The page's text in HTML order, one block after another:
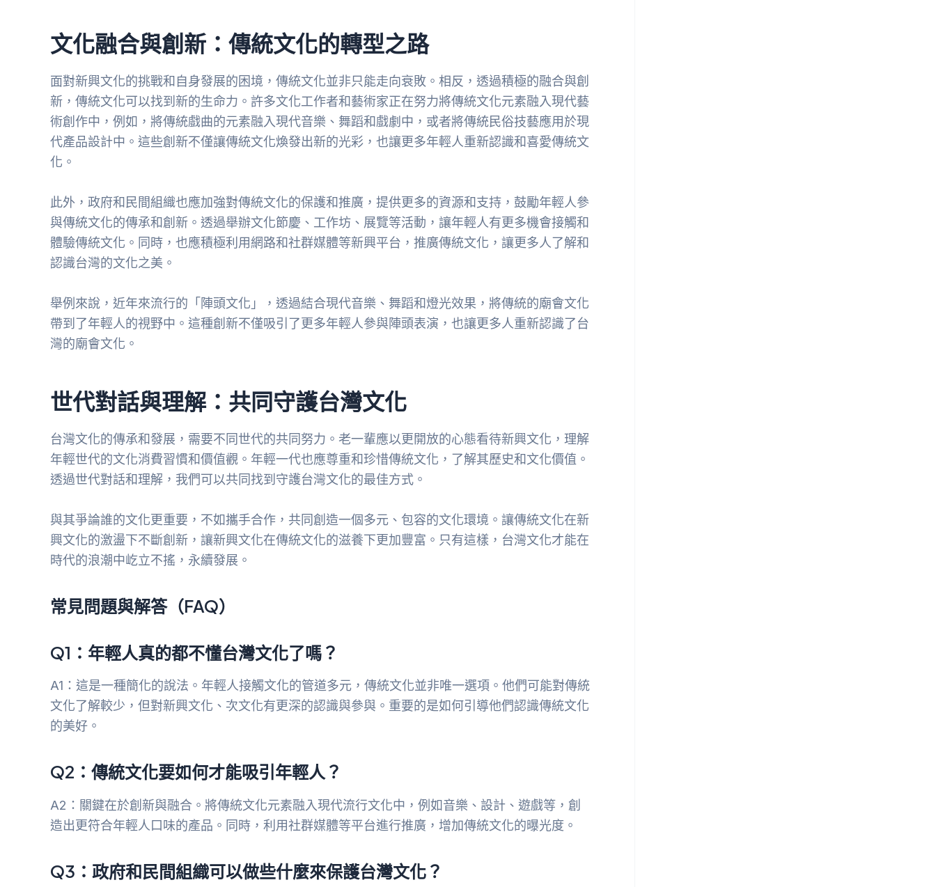
文化融合與創新：傳統文化的轉型之路
面對新興文化的挑戰和自身發展的困境，傳統文化並非只能走向衰敗。相反，透過積極的融合與創
新，傳統文化可以找到新的生命力。許多文化工作者和藝術家正在努力將傳統文化元素融入現代藝
術創作中，例如，將傳統戲曲的元素融入現代音樂、舞蹈和戲劇中，或者將傳統民俗技藝應用於現
代產品設計中。這些創新不僅讓傳統文化煥發出新的光彩，也讓更多年輕人重新認識和喜愛傳統文
化。
此外，政府和民間組織也應加強對傳統文化的保護和推廣，提供更多的資源和支持，鼓勵年輕人參
與傳統文化的傳承和創新。透過舉辦文化節慶、工作坊、展覽等活動，讓年輕人有更多機會接觸和
體驗傳統文化。同時，也應積極利用網路和社群媒體等新興平台，推廣傳統文化，讓更多人了解和
認識台灣的文化之美。
舉例來說，近年來流行的「陣頭文化」，透過結合現代音樂、舞蹈和燈光效果，將傳統的廟會文化
帶到了年輕人的視野中。這種創新不僅吸引了更多年輕人參與陣頭表演，也讓更多人重新認識了台
灣的廟會文化。
世代對話與理解：共同守護台灣文化
台灣文化的傳承和發展，需要不同世代的共同努力。老一輩應以更開放的心態看待新興文化，理解
年輕世代的文化消費習慣和價值觀。年輕一代也應尊重和珍惜傳統文化，了解其歷史和文化價值。
透過世代對話和理解，我們可以共同找到守護台灣文化的最佳方式。
與其爭論誰的文化更重要，不如攜手合作，共同創造一個多元、包容的文化環境。讓傳統文化在新
興文化的激盪下不斷創新，讓新興文化在傳統文化的滋養下更加豐富。只有這樣，台灣文化才能在
時代的浪潮中屹立不搖，永續發展。
常見問題與解答（FAQ）
Q1：年輕人真的都不懂台灣文化了嗎？
A1：這是一種簡化的說法。年輕人接觸文化的管道多元，傳統文化並非唯一選項。他們可能對傳統
文化了解較少，但對新興文化、次文化有更深的認識與參與。重要的是如何引導他們認識傳統文化
的美好。
Q2：傳統文化要如何才能吸引年輕人？
A2：關鍵在於創新與融合。將傳統文化元素融入現代流行文化中，例如音樂、設計、遊戲等，創
造出更符合年輕人口味的產品。同時，利用社群媒體等平台進行推廣，增加傳統文化的曝光度。
Q3：政府和民間組織可以做些什麼來保護台灣文化？